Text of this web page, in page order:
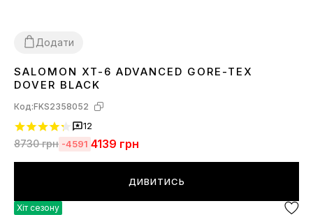
Додати
4041 42 43 44
SALOMON XT-6 ADVANCED GORE-TEX
DOVER BLACK
Код:FKS2358052
12
8730грн -4591 4139 грн
ДИВИТИСЬ
Хіт сезону